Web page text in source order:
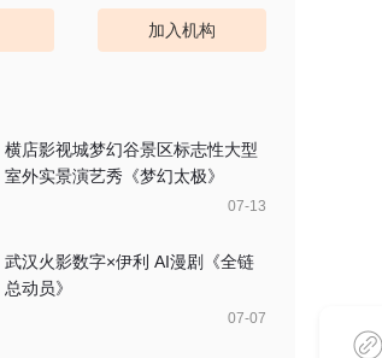
加入机构
横店影视城梦幻谷景区标志性大型
室外实景演艺秀《梦幻太极》
07-13
武汉火影数字×伊利 AI漫剧《全链
总动员》
07-07